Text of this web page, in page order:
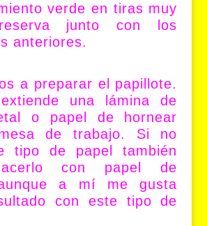
verde en tiras muy
junto con los
anteriores.
a preparar el papillote.
una lámina de
o papel de hornear
de trabajo. Si no
tipo de papel también
con papel de
a mí me gusta
con este tipo de